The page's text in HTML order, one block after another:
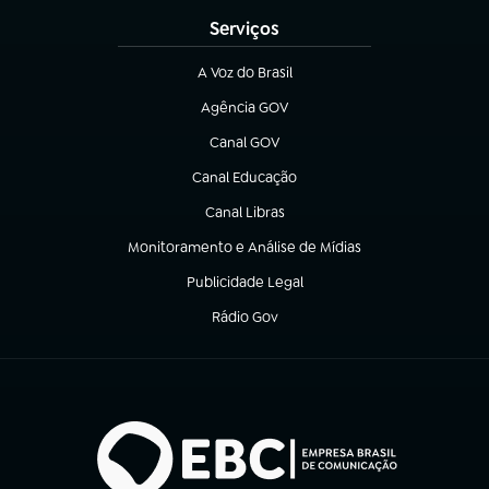
Serviços
A Voz do Brasil
(abre em nova aba)
Agência GOV
(abre em nova aba)
Canal GOV
(abre em nova aba)
Canal Educação
(abre em nova aba)
Canal Libras
(abre em nova aba)
Monitoramento e Análise de Mídias
(abre em nova aba)
Publicidade Legal
(abre em nova aba)
Rádio Gov
(abre em nova aba)